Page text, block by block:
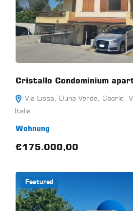
Cristallo Condominium
Via Lissa, Duna Verde, Caorle,
Italia
Wohnung
€175.000,00
Featured